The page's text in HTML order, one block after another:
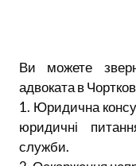
Ви можете
адвоката в
1. Юридична
юридичні
служби.